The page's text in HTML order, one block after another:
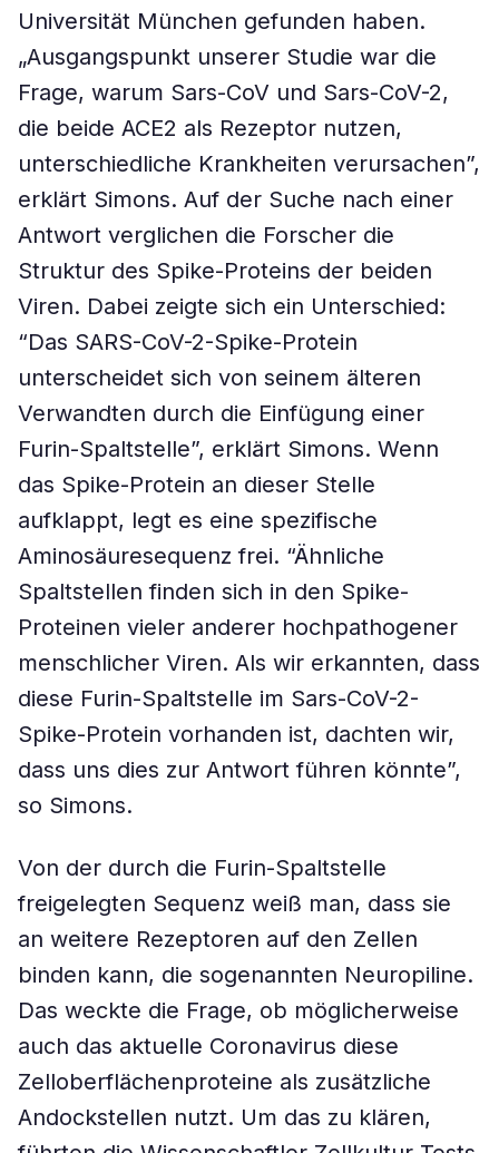
Universität München gefunden haben.
„Ausgangspunkt unserer Studie war die
Frage, warum Sars-CoV und Sars-CoV-2,
die beide ACE2 als Rezeptor nutzen,
unterschiedliche Krankheiten verursachen”,
erklärt Simons. Auf der Suche nach einer
Antwort verglichen die Forscher die
Struktur des Spike-Proteins der beiden
Viren. Dabei zeigte sich ein Unterschied:
“Das SARS-CoV-2-Spike-Protein
unterscheidet sich von seinem älteren
Verwandten durch die Einfügung einer
Furin-Spaltstelle”, erklärt Simons. Wenn
das Spike-Protein an dieser Stelle
aufklappt, legt es eine spezifische
Aminosäuresequenz frei. “Ähnliche
Spaltstellen finden sich in den Spike-
Proteinen vieler anderer hochpathogener
menschlicher Viren. Als wir erkannten, dass
diese Furin-Spaltstelle im Sars-CoV-2-
Spike-Protein vorhanden ist, dachten wir,
dass uns dies zur Antwort führen könnte”,
so Simons.
Von der durch die Furin-Spaltstelle
freigelegten Sequenz weiß man, dass sie
an weitere Rezeptoren auf den Zellen
binden kann, die sogenannten Neuropiline.
Das weckte die Frage, ob möglicherweise
auch das aktuelle Coronavirus diese
Zelloberflächenproteine als zusätzliche
Andockstellen nutzt. Um das zu klären,